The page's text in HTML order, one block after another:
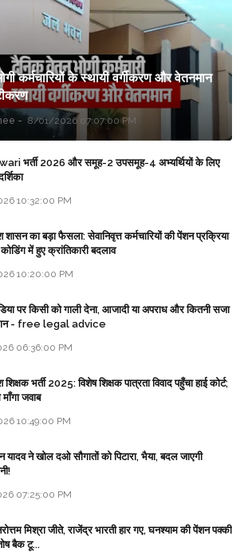
कर्मचारियों के स्थायी वर्गीकरण और वेतनमान
8/01/2026 07:07:00 PM
भर्ती 2026 और समूह-2 उपसमूह-4 अभ्यर्थियों के लिए
10:32:00 PM
शासन का बड़ा फैसला: सेवानिवृत्त कर्मचारियों की पेंशन प्रक्रिया
में हुए क्रांतिकारी बदलाव
10:20:00 PM
पर किसी को गाली देना, आजादी या अपराध और कितनी सजा
- free legal advice
06:36:00 PM
भर्ती 2025: विशेष शिक्षक पात्रता विवाद पहुँचा हाई कोर्ट;
जवाब
10:49:00 PM
यादव ने खोल दओ सौगातों को पिटारा, भैया, बदल जाएगी
07:25:00 PM
मिश्रा जीते, राजेंद्र भारती हार गए, घनश्याम की पेंशन पक्की
बैक टू...